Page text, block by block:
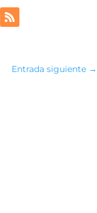
Entrada siguiente →